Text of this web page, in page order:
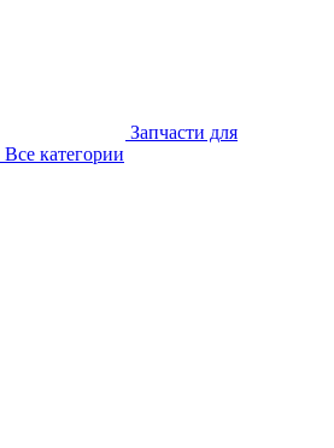
Запчасти для
Все категории